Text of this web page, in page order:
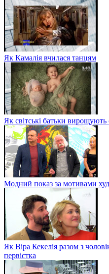
Як Камалія вчилася танцям
Як світські батьки вирощують
Модний показ за мотивами
Як Віра Кекелія разом з
первістка